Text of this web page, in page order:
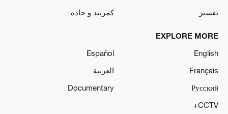
تفسیر
کمربند و جاده
EXPLORE MORE
English
Español
Français
العربية
Русский
Documentary
CCTV+